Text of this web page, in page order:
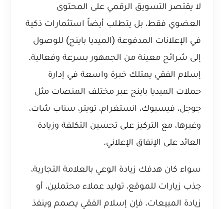
لا يقتصر التسويق الرقمي على المحتوى
العضوي فقط، بل يتطلب أيضاً استثمارات ذكية
في الإعلانات المدفوعة (الميديا باينج) للوصول
إلى شرائح معينة من الجمهور بسرعة وفعالية.
إسلام الفقي يمتلك خبرة واسعة في إدارة
حملات الميديا باينج عبر مختلف المنصات مثل
جوجل، فيسبوك، انستغرام، تويتر، سناب شات،
وغيرها، مع التركيز على تحسين التكلفة وزيادة
العائد على الإنفاق الإعلاني.
سواء كان هدفك زيادة الوعي بالعلامة التجارية،
جذب زيارات للموقع، توليد عملاء محتملين، أو
زيادة المبيعات، فإن إسلام الفقي يصمم وينفذ